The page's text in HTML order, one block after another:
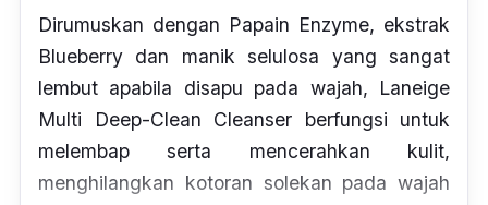
Dirumuskan dengan Papain Enzyme, ekstrak
Blueberry dan manik selulosa yang sangat
lembut apabila disapu pada wajah, Laneige
Multi Deep-Clean Cleanser berfungsi untuk
melembap serta mencerahkan kulit,
menghilangkan kotoran solekan pada wajah